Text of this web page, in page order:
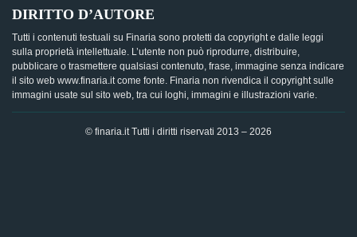
DIRITTO D’AUTORE
Tutti i contenuti testuali su Finaria sono protetti da copyright e dalle leggi
sulla proprietà intellettuale. L’utente non può riprodurre, distribuire,
pubblicare o trasmettere qualsiasi contenuto, frase, immagine senza indicare
il sito web www.finaria.it come fonte. Finaria non rivendica il copyright sulle
immagini usate sul sito web, tra cui loghi, immagini e illustrazioni varie.
© finaria.it Tutti i diritti riservati 2013 – 2026